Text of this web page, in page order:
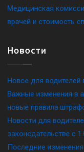
Медицинская
врачей и стоимость
Новости
Новое для водителей
Важные изменения в
новые правила
Новости для
законодательстве c
Последние